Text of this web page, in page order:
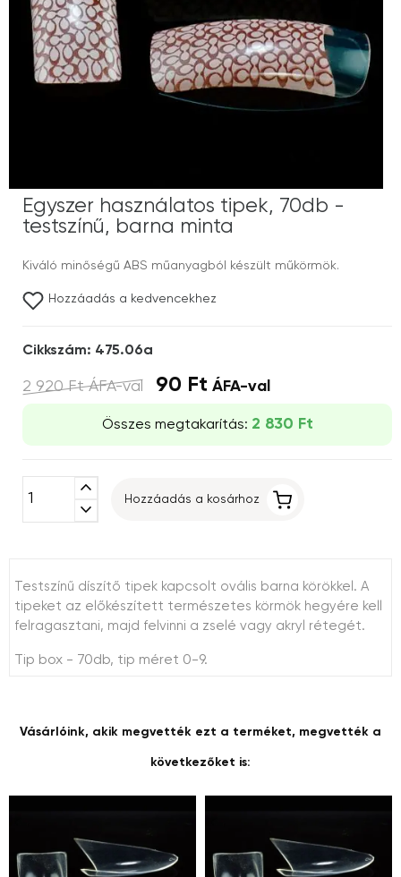
Egyszer használatos tipek, 70db -
testszínű, barna minta
Kiváló minőségű ABS műanyagból készült műkörmök.
Hozzáadás a kedvencekhez
Cikkszám: 475.06a
2 920 FtÁFA-val 90 Ft ÁFA-val
Összes megtakarítás: 2 830 Ft
expand_less
expand_more
Hozzáadás a kosárhoz
Testszínű díszítő tipek kapcsolt ovális barna körökkel. A
tipeket az előkészített természetes körmök hegyére kell
felragasztani, majd felvinni a zselé vagy akryl rétegét.
Tip box - 70db, tip méret 0-9.
Vásárlóink, akik megvették ezt a terméket, megvették a
következőket is: